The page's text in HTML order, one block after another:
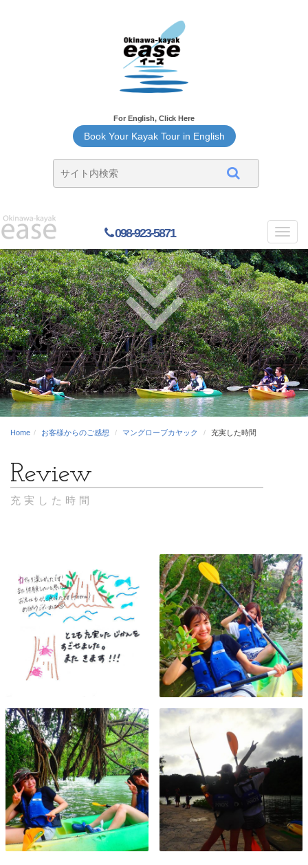
For English, Click Here
Book Your Kayak Tour in English
098-923-5871
Home お客様からのご感想 マングローブカヤック 充実した時間
充実した時間